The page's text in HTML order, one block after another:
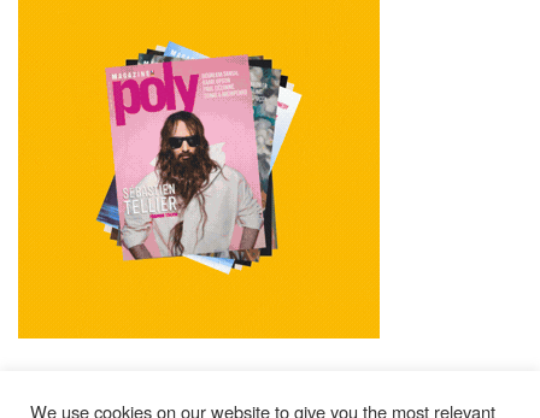
We use cookies on our website to give you the most relevant